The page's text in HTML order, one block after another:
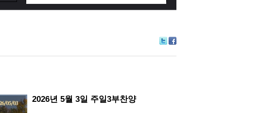
평강제일교회는 CCLI 교회 저작권 라이선
우, 평강제일교회가 아닌 노래의 저작권자
itte ce
2026년 5월 3일 주일3부찬양